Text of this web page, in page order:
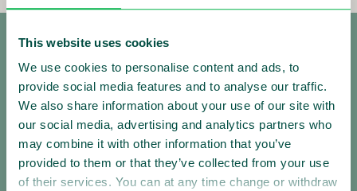
This website uses cookies
We use cookies to personalise content and ads, to
provide social media features and to analyse our traffic.
We also share information about your use of our site with
our social media, advertising and analytics partners who
may combine it with other information that you’ve
provided to them or that they’ve collected from your use
of their services. You can at any time change or withdraw
Making Traffic Safer